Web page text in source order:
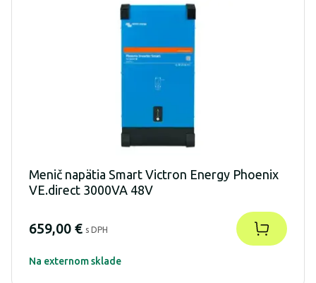
Menič napätia Smart Victron Energy Phoenix
VE.direct 3000VA 48V
659,00 € s DPH
Na externom sklade